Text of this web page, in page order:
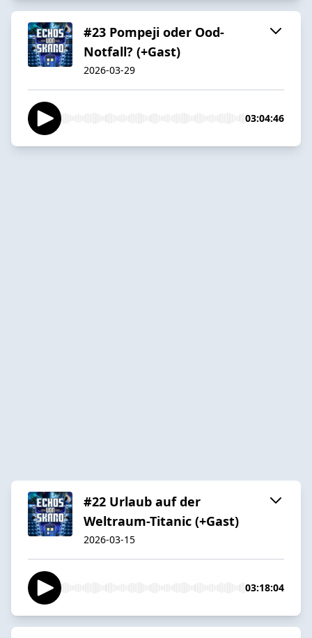
#23 Pompeji oder Ood-
Notfall? (+Gast)
2026-03-29
03:04:46
#22 Urlaub auf der
Weltraum-Titanic (+Gast)
2026-03-15
03:18:04